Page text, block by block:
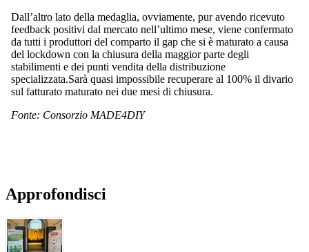
Dall’altro lato della medaglia, ovviamente, pur avendo ricevuto
feedback positivi dal mercato nell’ultimo mese, viene confermato
da tutti i produttori del comparto il gap che si è maturato a causa
del lockdown con la chiusura della maggior parte degli
stabilimenti e dei punti vendita della distribuzione
specializzata.Sarà quasi impossibile recuperare al 100% il divario
sul fatturato maturato nei due mesi di chiusura.
Fonte: Consorzio MADE4DIY
Approfondisci